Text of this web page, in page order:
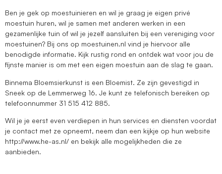
Ben je gek op moestuinieren en wil je graag je eigen privé
moestuin huren, wil je samen met anderen werken in een
gezamenlijke tuin of wil je jezelf aansluiten bij een vereniging voor
moestuinen? Bij ons op moestuinen.nl vind je hiervoor alle
benodigde informatie. Kijk rustig rond en ontdek wat voor jou de
fijnste manier is om met een eigen moestuin aan de slag te gaan.
Binnema Bloemsierkunst is een Bloemist. Ze zijn gevestigd in
Sneek op de Lemmerweg 16. Je kunt ze telefonisch bereiken op
telefoonnummer 31 515 412 885.
Wil je je eerst even verdiepen in hun services en diensten voordat
je contact met ze opneemt, neem dan een kijkje op hun website
http://www.he-as.nl/ en bekijk alle mogelijkheden die ze
aanbieden.